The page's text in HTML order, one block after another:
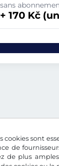
sont
de
de plus
sans
+ 170 Kč